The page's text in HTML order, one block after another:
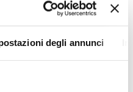
degli annunci
il programma degli
- 2021 (visualizza